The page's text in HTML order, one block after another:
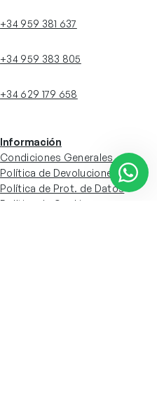
+34 959 381 637
+34 959 383 805
+34 629 179 658
Información
Condiciones Generales
Política de Devoluciones
Política de Prot. de Datos
Política de Cookies